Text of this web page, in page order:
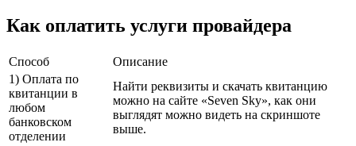
Как оплатить услуги провайдера
Способ
Описание
1) Оплата по
квитанции в
любом
банковском
отделении
Найти реквизиты и скачать квитанцию
можно на сайте «Seven Sky», как они
выглядят можно видеть на скриншоте
выше.